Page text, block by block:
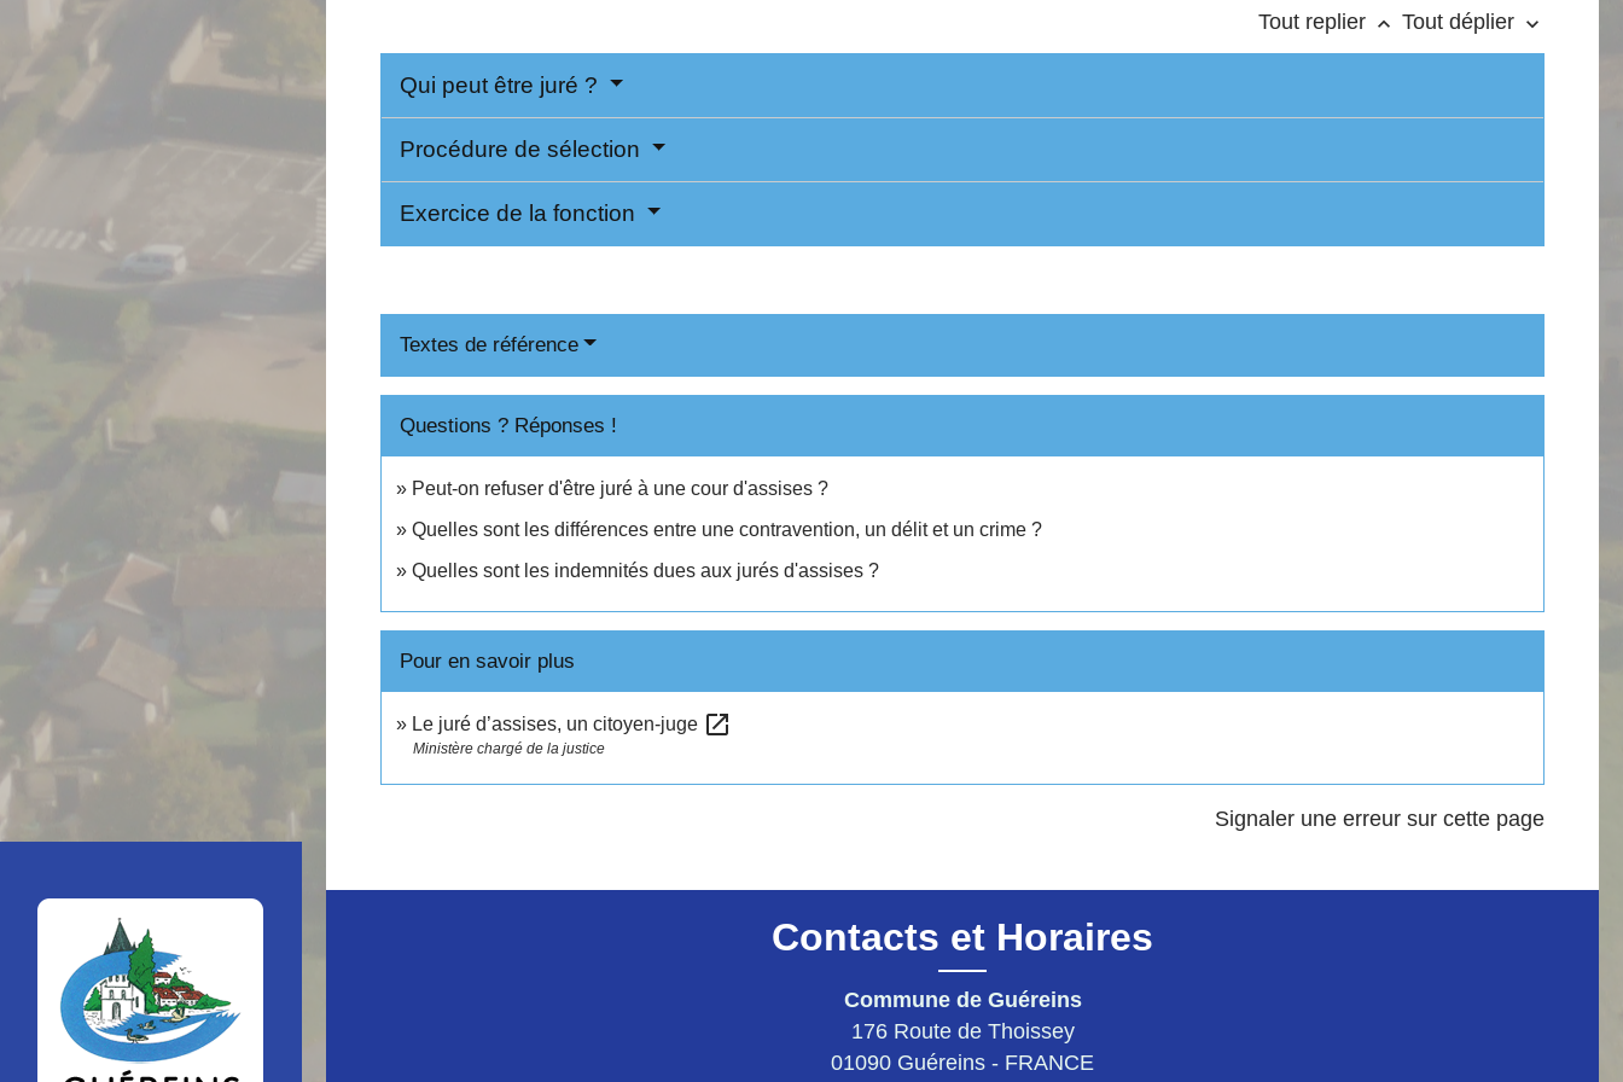
Tout replier keyboard_arrow_up Tout déplier keyboard_arrow_down
Qui peut être juré ?
Procédure de sélection
Exercice de la fonction
Textes de référence
Questions ? Réponses !
Peut-on refuser d'être juré à une cour d'assises ?
Quelles sont les différences entre une contravention, un délit et un crime ?
Quelles sont les indemnités dues aux jurés d'assises ?
Pour en savoir plus
Le juré d’assises, un citoyen-juge open_in_new
Ministère chargé de la justice
Signaler une erreur sur cette page
Contacts et Horaires
Commune de Guéreins
176 Route de Thoissey
01090 Guéreins - FRANCE